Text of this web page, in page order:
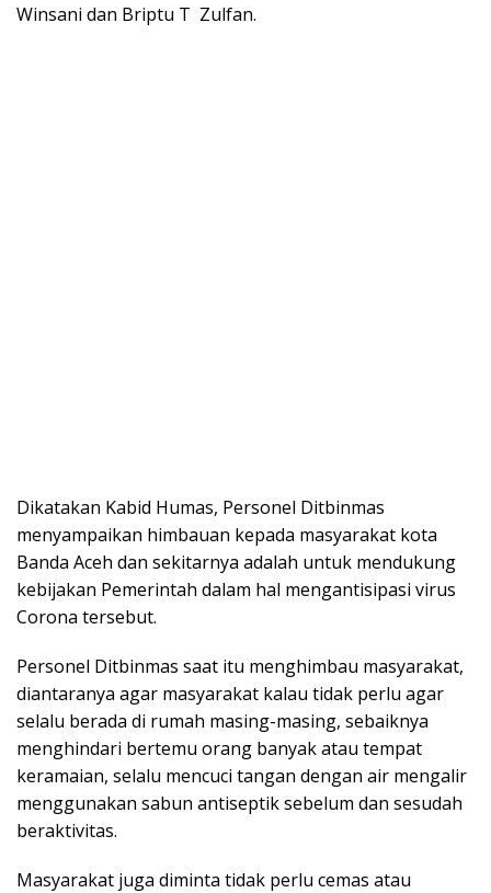
Winsani dan Briptu T Zulfan.
Dikatakan Kabid Humas, Personel Ditbinmas
menyampaikan himbauan kepada masyarakat kota
Banda Aceh dan sekitarnya adalah untuk mendukung
kebijakan Pemerintah dalam hal mengantisipasi virus
Corona tersebut.
Personel Ditbinmas saat itu menghimbau masyarakat,
diantaranya agar masyarakat kalau tidak perlu agar
selalu berada di rumah masing-masing, sebaiknya
menghindari bertemu orang banyak atau tempat
keramaian, selalu mencuci tangan dengan air mengalir
menggunakan sabun antiseptik sebelum dan sesudah
beraktivitas.
Masyarakat juga diminta tidak perlu cemas atau